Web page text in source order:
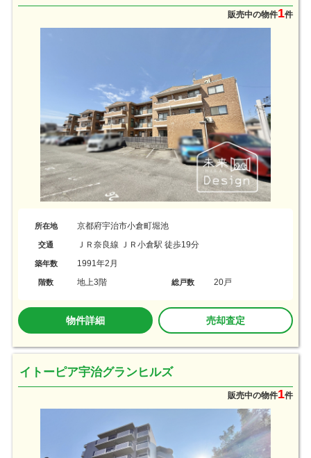
販売中の物件1件
所在地 京都府宇治市小倉町堀池
交通 ＪＲ奈良線 ＪＲ小倉駅 徒歩19分
築年数 1991年2月
階数 地上3階 総戸数 20戸
物件詳細 売却査定
イトーピア宇治グランヒルズ
販売中の物件1件